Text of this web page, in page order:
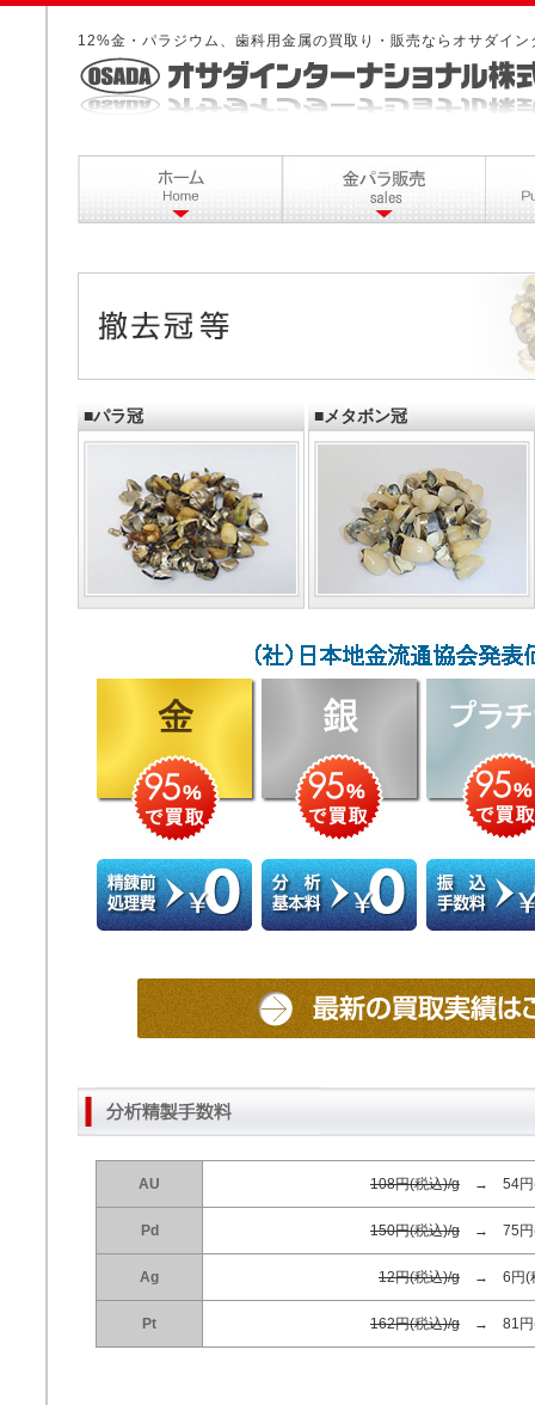
12%金・パラジウム、歯科用金属の買取り・販売ならオサダイ
■パラ冠 ■メタボン冠
AU 108円(税込)/g → 54円(
Pd 150円(税込)/g → 75円(
Ag 12円(税込)/g → 6円(
Pt 162円(税込)/g → 81円(